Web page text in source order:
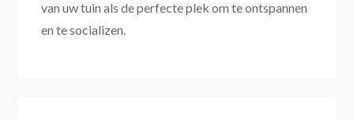
van uw tuin als de perfecte plek om te ontspannen
en te socializen.